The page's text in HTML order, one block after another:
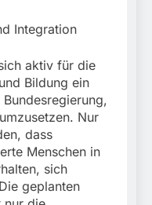
Integration
aktiv für die
Bildung ein
Nur
dass
Menschen in
sich
geplanten